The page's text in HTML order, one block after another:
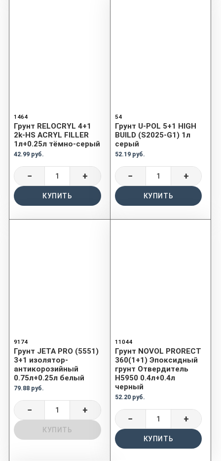
1464
Грунт RELOCRYL 4+1
2k-HS ACRYL FILLER
1л+0.25л тёмно-серый
42.99 руб.
− +
КУПИТЬ
54
Грунт U-POL 5+1 HIGH
BUILD (S2025-G1) 1л
серый
52.19 руб.
− +
КУПИТЬ
9174
Грунт JETA PRO (5551)
3+1 изолятор-
антикорозийный
0.75л+0.25л белый
79.88 руб.
− +
КУПИТЬ
11044
Грунт NOVOL PRORECT
360(1+1) Эпоксидный
грунт Отвердитель
H5950 0.4л+0.4л
черный
52.20 руб.
− +
КУПИТЬ